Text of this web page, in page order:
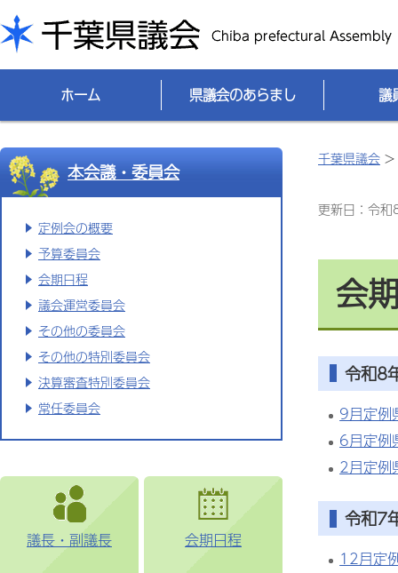
千葉県議会
ホーム 県議会のあらまし 議
本会議・委員会
定例会の概要
予算委員会
会期日程
議会運営委員会
その他の委員会
その他の特別委員会
決算審査特別委員会
常任委員会
議長・副議長 会期日程
千葉県議会 >
更新日：令
会
令和8
9月定例
6月定例
2月定例
令和7
12月定